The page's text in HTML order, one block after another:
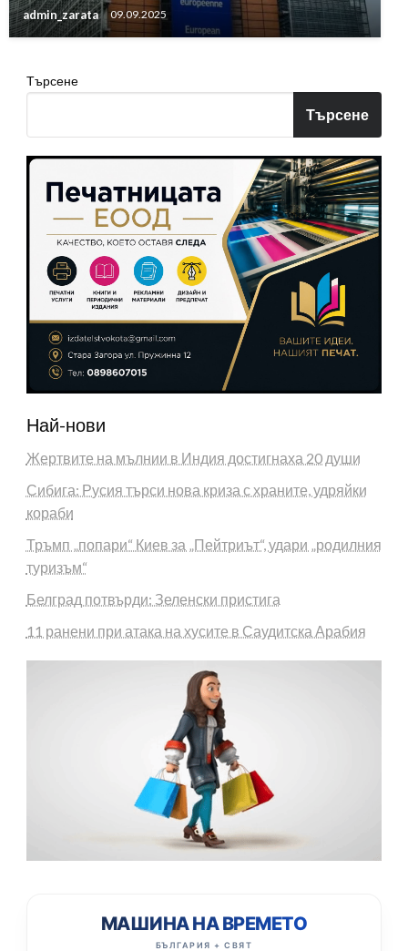
admin_zarata 09.09.2025
Търсене
Търсене
Най-нови
Жертвите на мълнии в Индия достигнаха 20 души
Сибига: Русия търси нова криза с храните, удряйки
кораби
Тръмп „попари“ Киев за „Пейтриът“, удари „родилния
туризъм“
Белград потвърди: Зеленски пристига
11 ранени при атака на хусите в Саудитска Арабия
МАШИНА НА ВРЕМЕТО
БЪЛГАРИЯ + СВЯТ